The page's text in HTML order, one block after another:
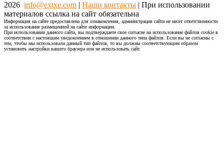
2026 info@extxe.com | Наши контакты | При использовании
материалов ссылка на сайт обязательна
Информация на сайте предоставлена для ознакомления, администрация сайта не несет ответственности
за использование размещенной на сайте информации.
При использовании данного сайта, вы подтверждаете свое согласие на использование файлов cookie в
соответствии с настоящим уведомлением в отношении данного типа файлов. Если вы не согласны с
тем, чтобы мы использовали данный тип файлов, то вы должны соответствующим образом
установить настройки вашего браузера или не использовать сайт.